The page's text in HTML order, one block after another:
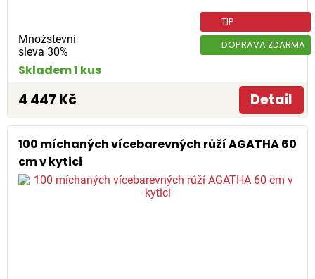
Množstevní
sleva 30%
TIP
DOPRAVA ZDARMA
Skladem 1 kus
4 447 Kč Detail
100 míchaných vícebarevných růží AGATHA 60
cm v kytici